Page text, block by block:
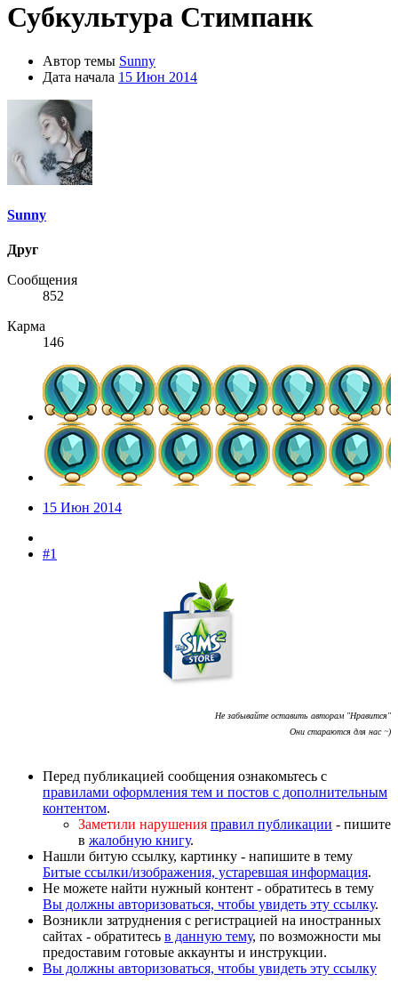
Субкультура Стимпанк
Автор темы Sunny
Дата начала 15 Июн 2014
Sunny
Друг
Сообщения
852
Карма
146
15 Июн 2014
#1
Не забывайте оставить авторам "Нравится"
Они стараются для нас ~)
Перед публикацией сообщения ознакомьтесь с
правилами оформления тем и постов с дополнительным
контентом.
Заметили нарушения правил публикации - пишите
в жалобную книгу.
Нашли битую ссылку, картинку - напишите в тему
Битые ссылки/изображения, устаревшая информация.
Не можете найти нужный контент - обратитесь в тему
Вы должны авторизоваться, чтобы увидеть эту ссылку.
Возникли затруднения с регистрацией на иностранных
сайтах - обратитесь в данную тему, по возможности мы
предоставим готовые аккаунты и инструкции.
Вы должны авторизоваться, чтобы увидеть эту ссылку